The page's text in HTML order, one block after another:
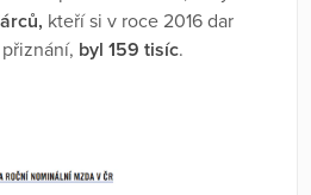
kteří si v roce 2016 dar
byl 159 tisíc.